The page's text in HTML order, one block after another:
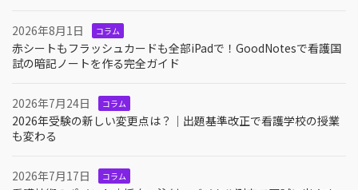
2026年8月1日 コラム
赤シートもフラッシュカードも全部iPadで！GoodNotesで看護国
試の暗記ノートを作る完全ガイド
2026年7月24日 コラム
2026年受験の新しい変更点は？｜出題基準改正で看護学校の授業
も変わる
2026年7月17日 コラム